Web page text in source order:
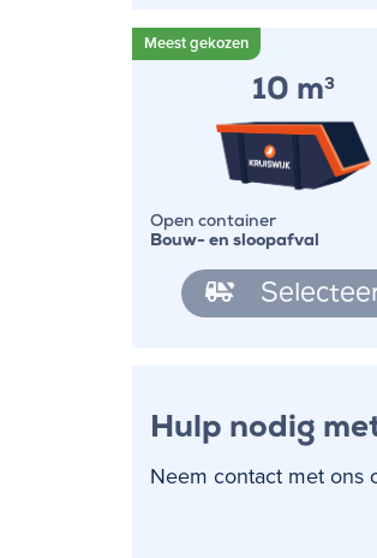
10 m3
Open container
Bouw- en sloopafval
Hulp nodig
Neem contact met ons